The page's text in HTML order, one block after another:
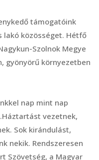
támogatóink
lakó közösséget. Hétfő
Szolnok Megye
gyönyörű környezetben
nap mint nap
vezetnek,
Sok kirándulást,
nekik. Rendszeresen
Szövetség, a Magyar